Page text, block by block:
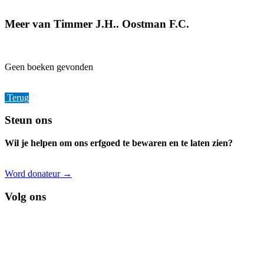
Meer van Timmer J.H.. Oostman F.C.
Geen boeken gevonden
Terug
Footer
Steun ons
Wil je helpen om ons erfgoed te bewaren en te laten zien?
Word donateur →
Volg ons